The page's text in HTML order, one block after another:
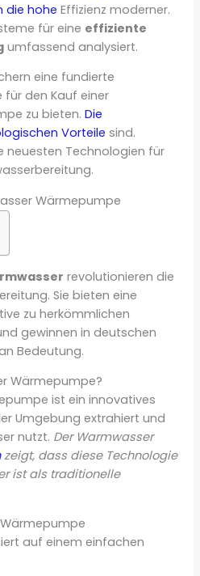
die hohe Effizienz moderner.
für eine effiziente
umfassend analysiert.
eine fundierte
den Kauf einer
zu bieten.Die
Vorteile sind.
neuesten Technologien für
Wärmepumpe
revolutionieren die
Sie bieten eine
zu herkömmlichen
gewinnen in deutschen
Bedeutung.
Wärmepumpe?
ist ein innovatives
Umgebung extrahiert und
nutzt. Der Warmwasser
zeigt, dass diese Technologie
ist als traditionelle
auf einem einfachen